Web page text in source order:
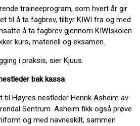
traineeprogram, som hvert år gir
til å ta fagbrev, tilbyr KIWI fra og med
å ta fagbrev gjennom KIWIskolen
kurs, materiell og eksamen.
i praksis, sier Kjuus.
bak kassa
til Høyres nestleder Henrik Asheim av
Sentrum. Asheim fikk også prøve
og med navneskilt, sammen